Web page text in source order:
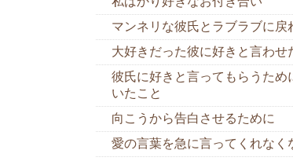
マンネリな彼氏とラブラブに戻
大好きだった彼に好きと言わせ
彼氏に好きと言ってもらうため
いたこと
向こうから告白させるために
愛の言葉を急に言ってくれなく